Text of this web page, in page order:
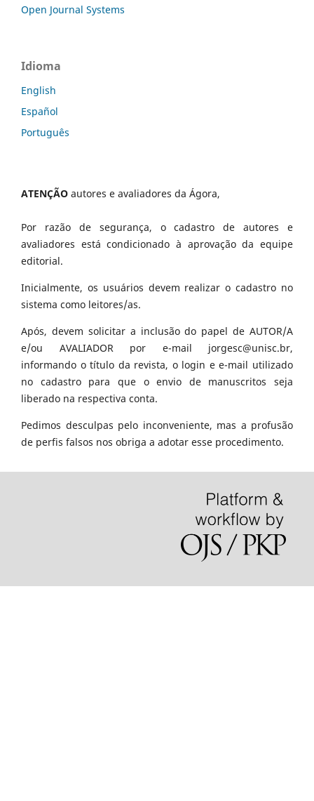
Open Journal Systems
Idioma
English
Español
Português
ATENÇÃO autores e avaliadores da Ágora,
Por razão de segurança, o cadastro de autores e
avaliadores está condicionado à aprovação da equipe
editorial.
Inicialmente, os usuários devem realizar o cadastro no
sistema como leitores/as.
Após, devem solicitar a inclusão do papel de AUTOR/A
e/ou AVALIADOR por e-mail jorgesc@unisc.br,
informando o título da revista, o login e e-mail utilizado
no cadastro para que o envio de manuscritos seja
liberado na respectiva conta.
Pedimos desculpas pelo inconveniente, mas a profusão
de perfis falsos nos obriga a adotar esse procedimento.